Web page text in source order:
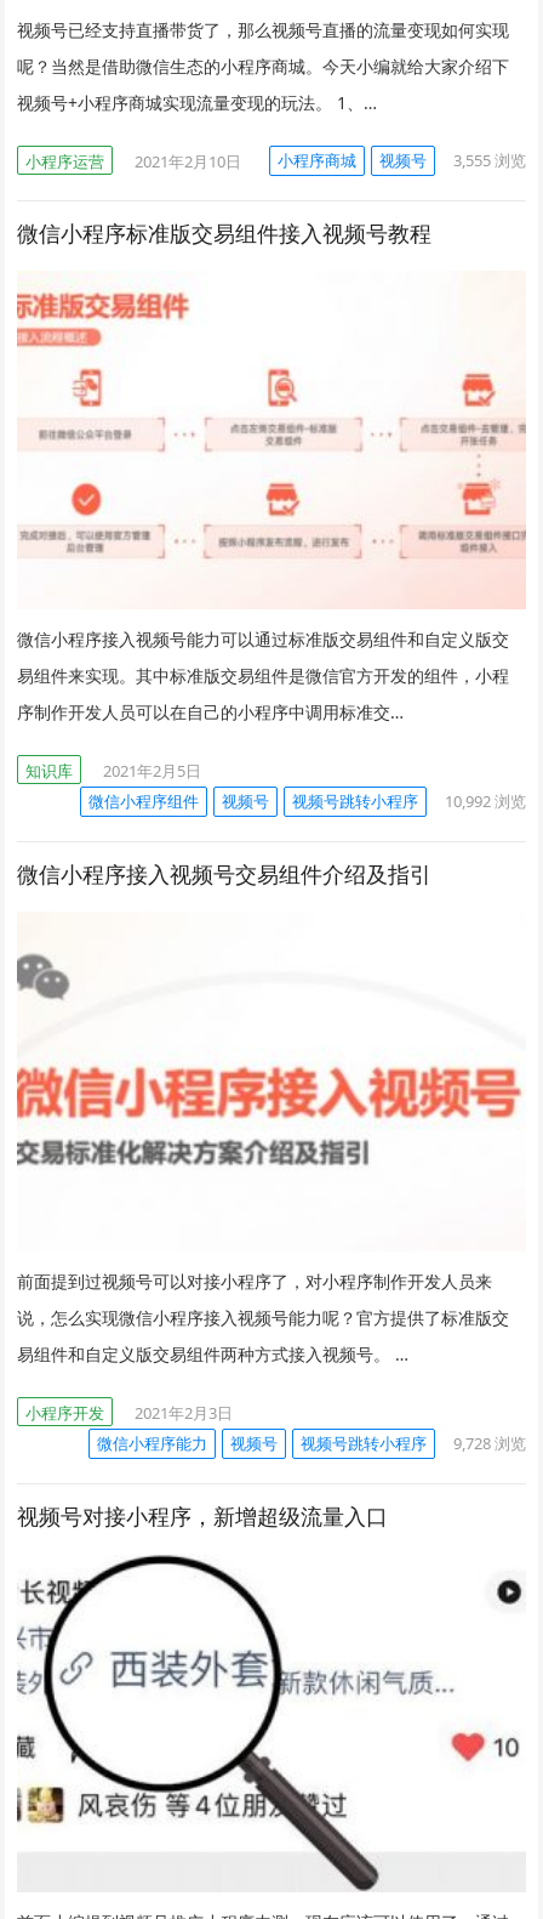
视频号已经支持直播带货了，那么视频号直播的流量变现如何实现
呢？当然是借助微信生态的小程序商城。今天小编就给大家介绍下
视频号+小程序商城实现流量变现的玩法。 1、…
小程序运营 2021年2月10日 小程序商城 视频号 3,555浏览
微信小程序标准版交易组件接入视频号教程
微信小程序接入视频号能力可以通过标准版交易组件和自定义版交
易组件来实现。其中标准版交易组件是微信官方开发的组件，小程
序制作开发人员可以在自己的小程序中调用标准交…
知识库
2021年2月5日
微信小程序组件
视频号 视频号跳转小程序 10,992浏览
微信小程序接入视频号交易组件介绍及指引
前面提到过视频号可以对接小程序了，对小程序制作开发人员来
说，怎么实现微信小程序接入视频号能力呢？官方提供了标准版交
易组件和自定义版交易组件两种方式接入视频号。 …
小程序开发
2021年2月3日
微信小程序能力
视频号 视频号跳转小程序 9,728浏览
视频号对接小程序，新增超级流量入口